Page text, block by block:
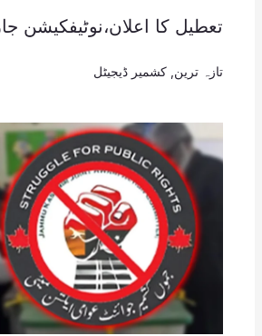
تعطیل کا اعلان،نوٹیفکیشن
تازہ ترین کشمیر ڈیجیٹل